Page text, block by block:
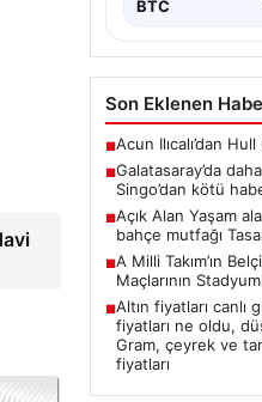
BTC
Son Eklenen
■Acun Ilıcalı’dan
■Galatasaray’da
Singo’dan kötü
■Açık Alan Yaşam
bahçe mutfağı
■A Milli Takım’ın
Maçlarının
■Altın fiyatları canlı
fiyatları ne oldu,
Gram, çeyrek ve
fiyatları